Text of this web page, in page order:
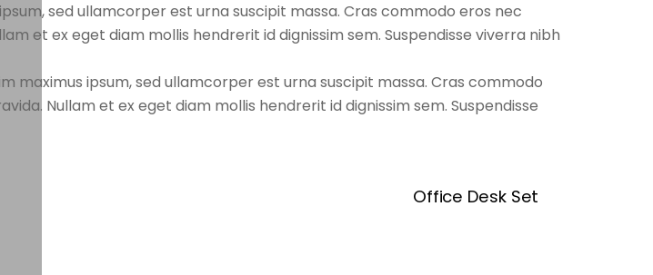
sed ullamcorper est urna suscipit massa. Cras commodo eros nec
et ex eget diam mollis hendrerit id dignissim sem. Suspendisse viverra nibh
maximus ipsum, sed ullamcorper est urna suscipit massa. Cras commodo
Nullam et ex eget diam mollis hendrerit id dignissim sem. Suspendisse
Office Desk Set